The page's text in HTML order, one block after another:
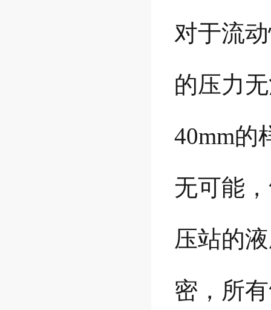
对于流
的压力
40mm的
无可能
压站的
密，所